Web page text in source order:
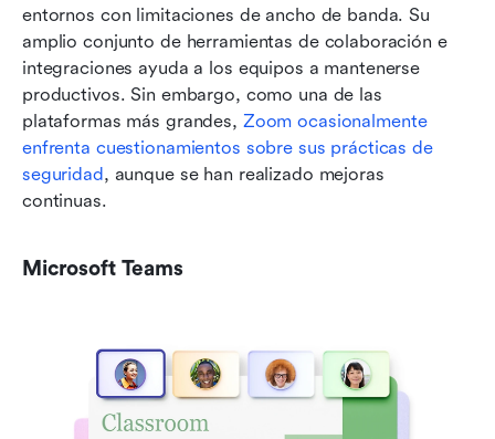
entornos con limitaciones de ancho de banda. Su
amplio conjunto de herramientas de colaboración e
integraciones ayuda a los equipos a mantenerse
productivos. Sin embargo, como una de las
plataformas más grandes, Zoom ocasionalmente
enfrenta cuestionamientos sobre sus prácticas de
seguridad, aunque se han realizado mejoras
continuas.
Microsoft Teams